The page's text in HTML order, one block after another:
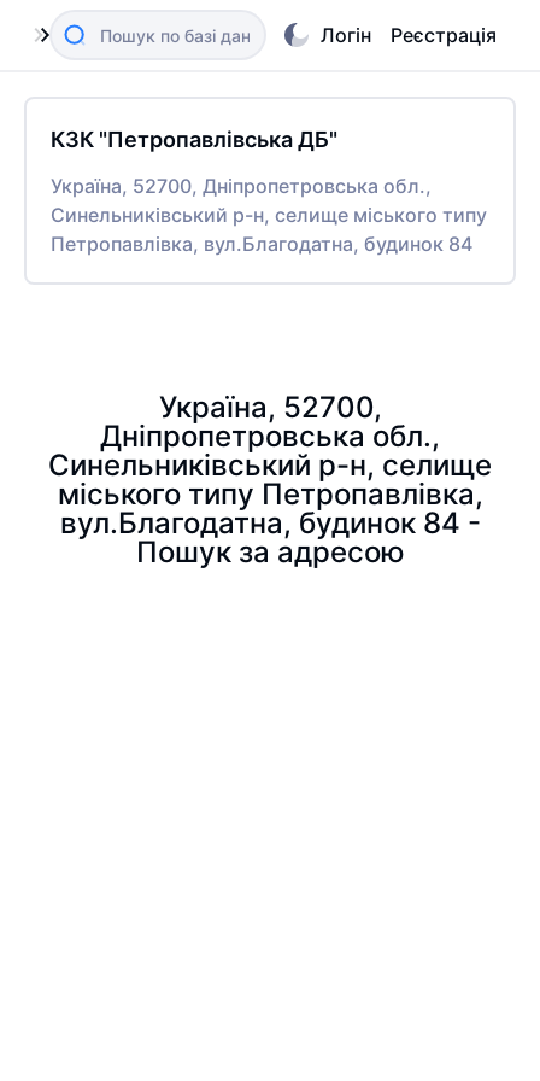
Логін Реєстрація
КЗК "Петропавлівська ДБ"
Україна, 52700, Дніпропетровська обл.,
Синельниківський р-н, селище міського типу
Петропавлівка, вул.Благодатна, будинок 84
Україна, 52700,
Дніпропетровська обл.,
Синельниківський р-н, селище
міського типу Петропавлівка,
вул.Благодатна, будинок 84 -
Пошук за адресою